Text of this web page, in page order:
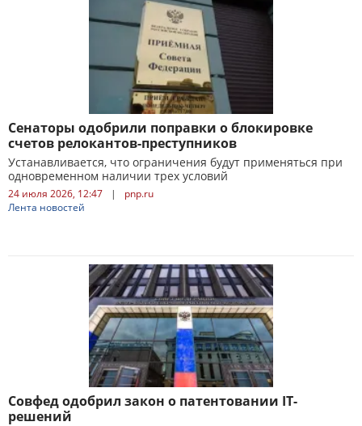
Сенаторы одобрили поправки о блокировке
счетов релокантов-преступников
Устанавливается, что ограничения будут применяться при
одновременном наличии трех условий
24 июля 2026, 12:47 |
pnp.ru
Лента новостей
Совфед одобрил закон о патентовании IT-
решений